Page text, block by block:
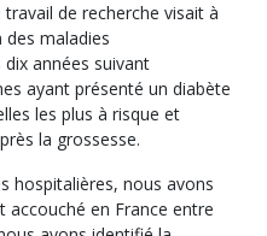
de recherche visait à
des maladies
années suivant
ayant présenté un diabète
les plus à risque et
la grossesse.
hospitalières, nous avons
en France entre